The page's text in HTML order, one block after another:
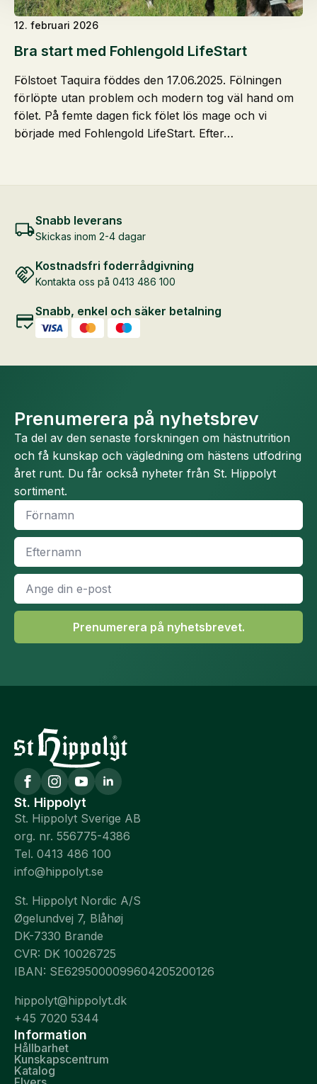
Bra start med Fohlengold LifeStart
12. februari 2026
Fölstoet Taquira föddes den 17.06.2025. Fölningen
förlöpte utan problem och modern tog väl hand om
fölet. På femte dagen fick fölet lös mage och vi
började med Fohlengold LifeStart. Efter…
Snabb leverans
Skickas inom 2-4 dagar
Kostnadsfri foderrådgivning
Kontakta oss på 0413 486 100
Snabb, enkel och säker betalning
Prenumerera på nyhetsbrev
Ta del av den senaste forskningen om hästnutrition
och få kunskap och vägledning om hästens utfodring
året runt. Du får också nyheter från St. Hippolyt
sortiment.
Namn
Efternamn
E-
post
*
Prenumerera på nyhetsbrevet.
St. Hippolyt
St. Hippolyt Sverige AB
org. nr. 556775-4386
Tel. 0413 486 100
info@hippolyt.se
St. Hippolyt Nordic A/S
Øgelundvej 7, Blåhøj
DK-7330 Brande
CVR: DK 10026725
IBAN: SE6295000099604205200126
hippolyt@hippolyt.dk
+45 7020 5344
Information
Hållbarhet
Kunskapscentrum
Katalog